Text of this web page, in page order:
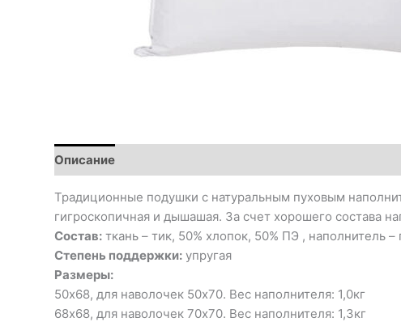
Описание
Традиционные подушки с натуральным пуховым
гигроскопичная и дышашая. За счет хорошего состава
Состав: ткань – тик, 50% хлопок, 50% ПЭ , наполнитель
Степень поддержки: упругая
Размеры:
50х68, для наволочек 50х70. Вес наполнителя: 1,0кг
68х68, для наволочек 70х70. Вес наполнителя: 1,3кг